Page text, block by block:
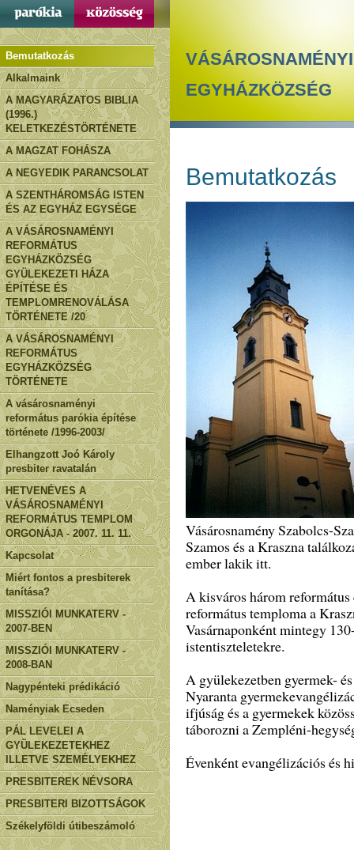
Bemutatkozás
Alkalmaink
A MAGYARÁZATOS BIBLIA
(1996.)
KELETKEZÉSTÖRTÉNETE
A MAGZAT FOHÁSZA
A NEGYEDIK PARANCSOLAT
A SZENTHÁROMSÁG ISTEN
ÉS AZ EGYHÁZ EGYSÉGE
A VÁSÁROSNAMÉNYI
REFORMÁTUS
EGYHÁZKÖZSÉG
GYÜLEKEZETI HÁZA
ÉPÍTÉSE ÉS
TEMPLOMRENOVÁLÁSA
TÖRTÉNETE /20
A VÁSÁROSNAMÉNYI
REFORMÁTUS
EGYHÁZKÖZSÉG
TÖRTÉNETE
A vásárosnaményi
református parókia építése
története /1996-2003/
Elhangzott Joó Károly
presbiter ravatalán
HETVENÉVES A
VÁSÁROSNAMÉNYI
REFORMÁTUS TEMPLOM
ORGONÁJA - 2007. 11. 11.
Kapcsolat
Miért fontos a presbiterek
tanítása?
MISSZIÓI MUNKATERV -
2007-BEN
MISSZIÓI MUNKATERV -
2008-BAN
Nagypénteki prédikáció
Naményiak Ecseden
PÁL LEVELEI A
GYÜLEKEZETEKHEZ
ILLETVE SZEMÉLYEKHEZ
PRESBITEREK NÉVSORA
PRESBITERI BIZOTTSÁGOK
Székelyföldi útibeszámoló
EGYHÁZKÖZSÉG
Bemutatkozás
Vásárosnamény Szabolcs-
Szamos és a Kraszna
ember lakik itt.
A kisváros három
református temploma a
Vasárnaponként mintegy
istentiszteletekre.
A gyülekezetben gyermek-
Nyaranta
ifjúság és a gyermekek
táborozni a Zempléni-
Évenként evangélizációs és